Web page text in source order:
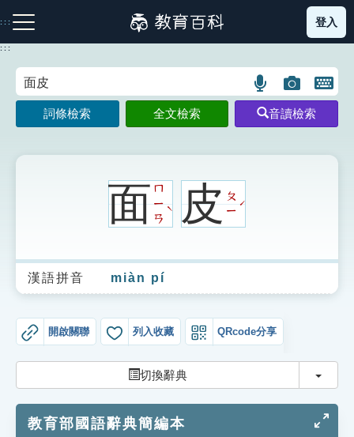
到
主
:::
注音索引圖示 筆畫索引圖示 部首索引表圖示
生字詞彙表
成語故事
索引選單
單字索引
登入
:::
語
言
搜
圖
片
搜
開
鍵
圖
詞條檢索 全文檢索 音讀檢索
面ㄇ
ㄧ
ㄢ
ˋ 皮ㄆ
ㄧ
ˊ
漢語拼音 miàn pí
開啟關聯 列入收藏 QRcode分享
切換辭典 切換
教育部國語辭典簡編本